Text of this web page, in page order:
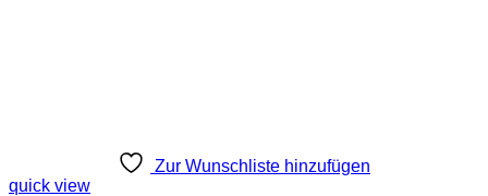
Zur Wunschliste hinzufügen
quick view